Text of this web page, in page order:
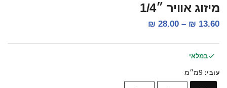
מיזוג אוויר ״1/4
₪ 13.60
–
₪ 28.00
במלאי
עובי: 9מ״מ